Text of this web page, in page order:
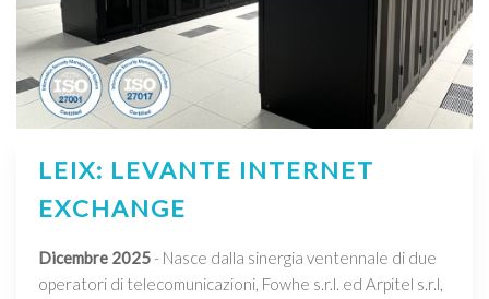
LEIX: LEVANTE INTERNET
EXCHANGE
Dicembre 2025- Nasce dalla sinergia ventennale di due
operatori di telecomunicazioni, Fowhe s.r.l. ed Arpitel s.r.l,